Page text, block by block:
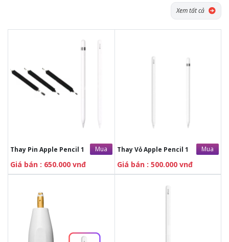
Xem tất cả
Thay Pin Apple Pencil 1 Mua
Giá bán : 650.000 vnđ
Thay Vỏ Apple Pencil 1 Mua
Giá bán : 500.000 vnđ